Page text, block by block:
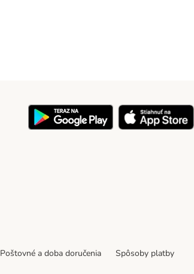
Poštovné a doba doručenia
Spôsoby platby